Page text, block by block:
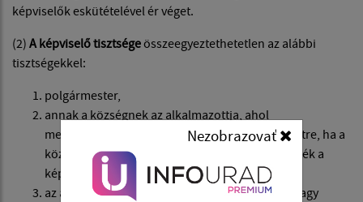
Nezobrazovať
képviselők eskütételével ér véget.
(2) A képviselő tisztségeösszeegyeztethetetlen az alábbi
tisztségekkel:
polgármester,
annak a községnek az alkalmazottja, ahol
megválasztották; ez nem vonatkozik arra az esetre, ha a
község alkalmazottját hosszú távon mentesítették a
képviselői tisztség ellátása érdekében,
az adott község által létrehozott költségvetési vagy